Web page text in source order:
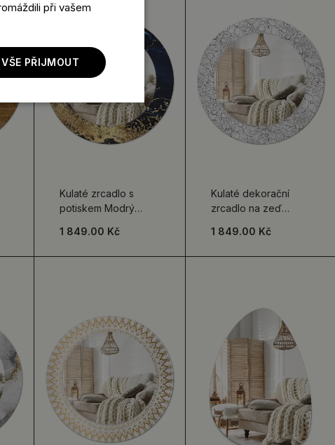
Kulaté zrcadlo s
potiskem Modrý
1 849.00 Kč
Kulaté dekorační
zrcadlo na zeď
1 849.00 Kč
při vašem
VŠE PŘIJMOUT